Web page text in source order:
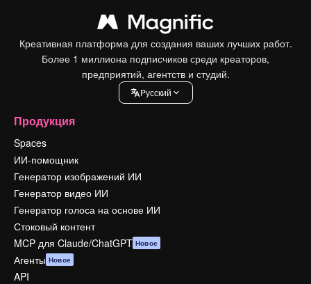
Креативная платформа для создания ваших лучших работ.
Более 1 миллиона подписчиков среди креаторов,
предприятий, агентств и студий.
Pусский
Продукция
Spaces
ИИ-помощник
Генератор изображений ИИ
Генератор видео ИИ
Генератор голоса на основе ИИ
Стоковый контент
MCP для Claude/ChatGPT Новое
Агенты Новое
API